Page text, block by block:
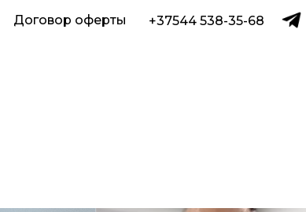
Договор оферты +37544 538-35-68